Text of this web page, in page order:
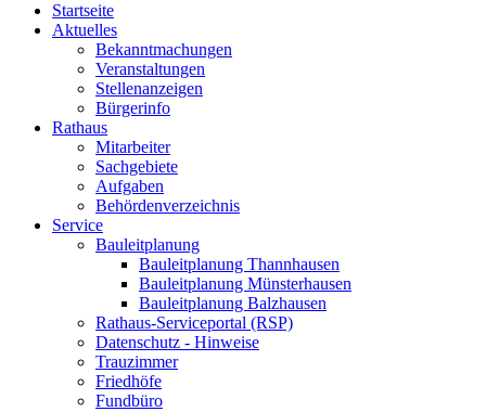
Startseite
Aktuelles
Bekanntmachungen
Veranstaltungen
Stellenanzeigen
Bürgerinfo
Rathaus
Mitarbeiter
Sachgebiete
Aufgaben
Behördenverzeichnis
Service
Bauleitplanung
Bauleitplanung Thannhausen
Bauleitplanung Münsterhausen
Bauleitplanung Balzhausen
Rathaus-Serviceportal (RSP)
Datenschutz - Hinweise
Trauzimmer
Friedhöfe
Fundbüro